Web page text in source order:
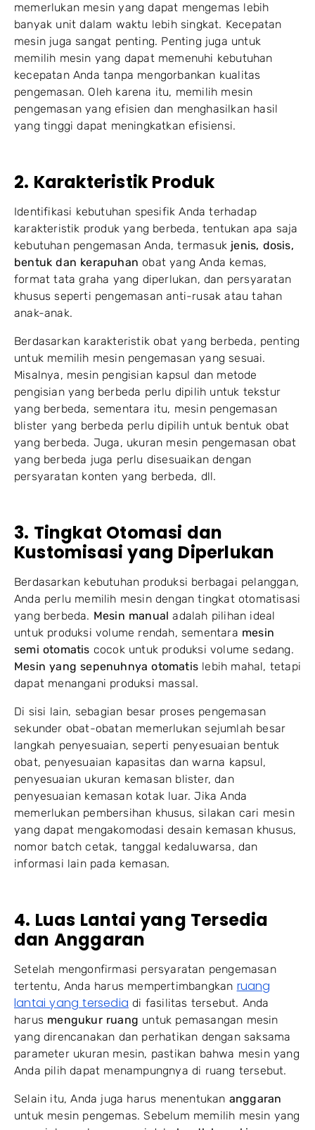
memerlukan mesin yang dapat mengemas lebih
banyak unit dalam waktu lebih singkat. Kecepatan
mesin juga sangat penting. Penting juga untuk
memilih mesin yang dapat memenuhi kebutuhan
kecepatan Anda tanpa mengorbankan kualitas
pengemasan. Oleh karena itu, memilih mesin
pengemasan yang efisien dan menghasilkan hasil
yang tinggi dapat meningkatkan efisiensi.
2. Karakteristik Produk
Identifikasi kebutuhan spesifik Anda terhadap
karakteristik produk yang berbeda, tentukan apa saja
kebutuhan pengemasan Anda, termasuk jenis, dosis,
bentuk dan kerapuhan obat yang Anda kemas,
format tata graha yang diperlukan, dan persyaratan
khusus seperti pengemasan anti-rusak atau tahan
anak-anak.
Berdasarkan karakteristik obat yang berbeda, penting
untuk memilih mesin pengemasan yang sesuai.
Misalnya, mesin pengisian kapsul dan metode
pengisian yang berbeda perlu dipilih untuk tekstur
yang berbeda, sementara itu, mesin pengemasan
blister yang berbeda perlu dipilih untuk bentuk obat
yang berbeda. Juga, ukuran mesin pengemasan obat
yang berbeda juga perlu disesuaikan dengan
persyaratan konten yang berbeda, dll.
3. Tingkat Otomasi dan
Kustomisasi yang Diperlukan
Berdasarkan kebutuhan produksi berbagai pelanggan,
Anda perlu memilih mesin dengan tingkat otomatisasi
yang berbeda. Mesin manual adalah pilihan ideal
untuk produksi volume rendah, sementara mesin
semi otomatis cocok untuk produksi volume sedang.
Mesin yang sepenuhnya otomatis lebih mahal, tetapi
dapat menangani produksi massal.
Di sisi lain, sebagian besar proses pengemasan
sekunder obat-obatan memerlukan sejumlah besar
langkah penyesuaian, seperti penyesuaian bentuk
obat, penyesuaian kapasitas dan warna kapsul,
penyesuaian ukuran kemasan blister, dan
penyesuaian kemasan kotak luar. Jika Anda
memerlukan pembersihan khusus, silakan cari mesin
yang dapat mengakomodasi desain kemasan khusus,
nomor batch cetak, tanggal kedaluwarsa, dan
informasi lain pada kemasan.
4. Luas Lantai yang Tersedia
dan Anggaran
Setelah mengonfirmasi persyaratan pengemasan
tertentu, Anda harus mempertimbangkan ruang
lantai yang tersedia di fasilitas tersebut. Anda
harus mengukur ruang untuk pemasangan mesin
yang direncanakan dan perhatikan dengan saksama
parameter ukuran mesin, pastikan bahwa mesin yang
Anda pilih dapat menampungnya di ruang tersebut.
Selain itu, Anda juga harus menentukan anggaran
untuk mesin pengemas. Sebelum memilih mesin yang